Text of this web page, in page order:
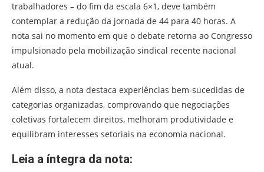
trabalhadores – do fim da escala 6×1, deve também
contemplar a redução da jornada de 44 para 40 horas. A
nota sai no momento em que o debate retorna ao Congresso
impulsionado pela mobilização sindical recente nacional
atual.
Além disso, a nota destaca experiências bem-sucedidas de
categorias organizadas, comprovando que negociações
coletivas fortalecem direitos, melhoram produtividade e
equilibram interesses setoriais na economia nacional.
Leia a íntegra da nota: